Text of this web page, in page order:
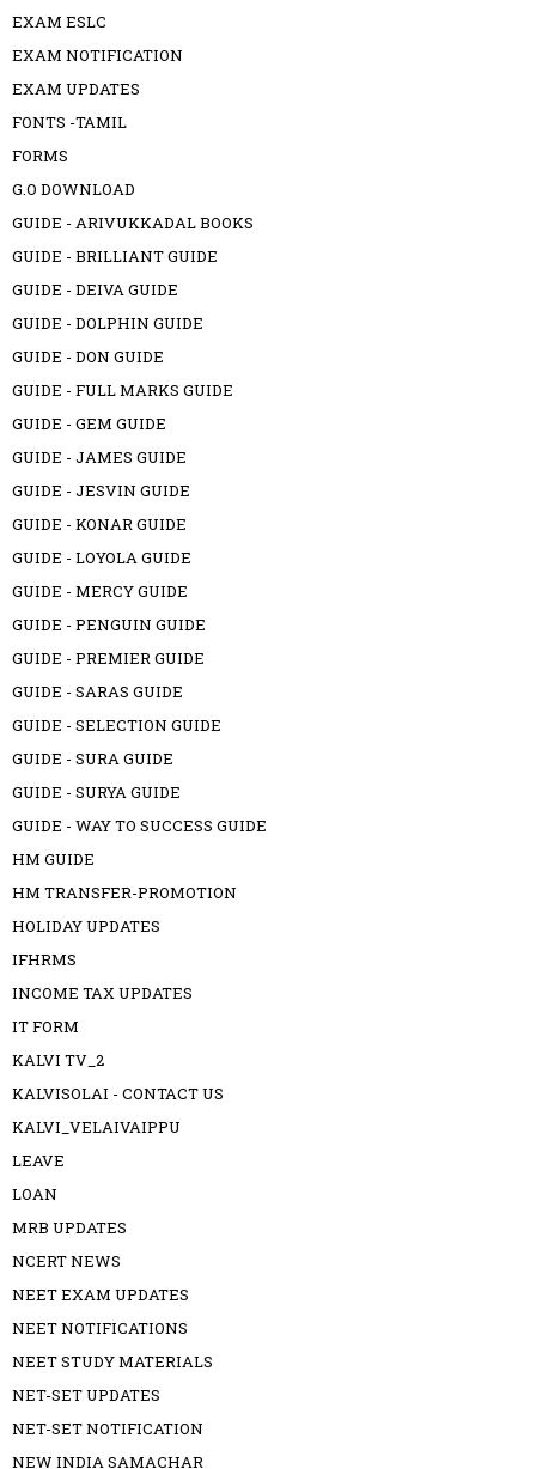
EXAM ESLC
EXAM NOTIFICATION
EXAM UPDATES
FONTS -TAMIL
FORMS
G.O DOWNLOAD
GUIDE - ARIVUKKADAL BOOKS
GUIDE - BRILLIANT GUIDE
GUIDE - DEIVA GUIDE
GUIDE - DOLPHIN GUIDE
GUIDE - DON GUIDE
GUIDE - FULL MARKS GUIDE
GUIDE - GEM GUIDE
GUIDE - JAMES GUIDE
GUIDE - JESVIN GUIDE
GUIDE - KONAR GUIDE
GUIDE - LOYOLA GUIDE
GUIDE - MERCY GUIDE
GUIDE - PENGUIN GUIDE
GUIDE - PREMIER GUIDE
GUIDE - SARAS GUIDE
GUIDE - SELECTION GUIDE
GUIDE - SURA GUIDE
GUIDE - SURYA GUIDE
GUIDE - WAY TO SUCCESS GUIDE
HM GUIDE
HM TRANSFER-PROMOTION
HOLIDAY UPDATES
IFHRMS
INCOME TAX UPDATES
IT FORM
KALVI TV_2
KALVISOLAI - CONTACT US
KALVI_VELAIVAIPPU
LEAVE
LOAN
MRB UPDATES
NCERT NEWS
NEET EXAM UPDATES
NEET NOTIFICATIONS
NEET STUDY MATERIALS
NET-SET UPDATES
NET-SET NOTIFICATION
NEW INDIA SAMACHAR